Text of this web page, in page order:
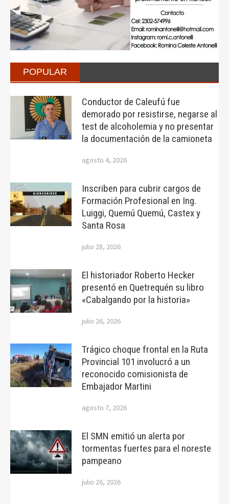
POPULAR
Conductor de Caleufú fue
demorado por resistirse, negarse al
test de alcoholemia y no presentar
la documentación de la camioneta
agosto 4, 2026
Inscriben para cubrir cargos de
Formación Profesional en Ing.
Luiggi, Quemú Quemú, Castex y
Santa Rosa
julio 28, 2026
El historiador Roberto Hecker
presentó en Quetrequén su libro
«Cabalgando por la historia»
julio 26, 2026
Trágico choque frontal en la Ruta
Provincial 101 involucró a un
reconocido comisionista de
Embajador Martini
agosto 7, 2026
El SMN emitió un alerta por
tormentas fuertes para el noreste
pampeano
julio 26, 2026